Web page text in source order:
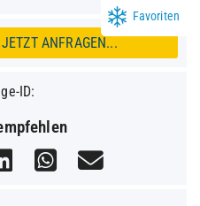
Favoriten
ANFRAGEN...
ID: